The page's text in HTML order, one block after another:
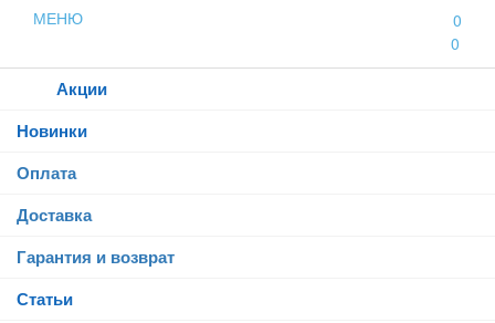
МЕНЮ
0
0
Акции
Новинки
Оплата
Доставка
Гарантия и возврат
Статьи